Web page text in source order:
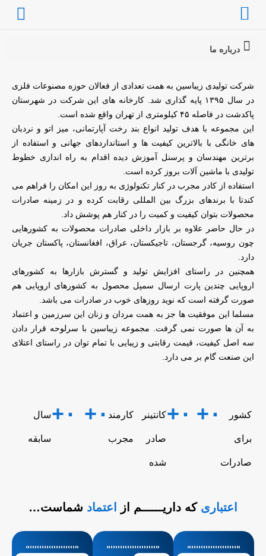
درباره ما
شرکت تولیدی زیباسین به همت تعدادی از فعالان حوزه مصنوعات فلزی
در سال ۱۳۹۵ پایه گذاری شد. کارخانه های این شرکت در شهرستان
پاکدشت در فاصله ۴۵ کیلومتری از تهران واقع شده است.
این مجموعه با هدف تولید انواع بند رخت آپارتمانی، میز اتو و نردبان
های خانگی با بالاترین کیفیت ها و استانداردهای جهانی و استفاده از
برترین مهندسان و پرسنل آموزش دیده اقدام به راه اندازی خطوط
تولیدی با ماشین آلات بروز کرده است.
استفاده از کادر مجرب در کنار تکنولوژی به روز این امکان را فراهم می
کندتا با برندهای بزرگ بین المللی رقابت کرده و در زمینه صادرات
محصولات بتوان کیفیت و کمیت را در کنار هم پوشش داد.
در حال حاضر علاوه بر بازار داخلی صادرات محصولات به کشورهایی
چون روسیه، گرجستان، تاجیکستان، عراق، افغانستان، پاکستان جریان
دارد.
همچنین در راستای افزایش تولید و گسترش بازارها به کشورهای
اروپایی چندین پارت ارسال سمپل محصول به کشورهای اروپایی هم
صورت گرفته است که نوید روزهای خوب در صادرات می باشد.
مسلما این موفقیت ها جز به همت مردان و زنان این سرزمین و اعتماد
به آن ها صورت نمی گرفت. مجموعه زیباسین با سرلوحه قرار دادن
سه اصل کیفیت، قیمت رقابتی و زیبایی با تمام توان در راستای اعتلای
این صنعت گام بر می دارد.
کشور
برای
صادرات
۰+ کانتینر
صادر
شده
۰+ کارمند
مجرب
۰+ سال
سابقه
۰+
اعتباری که داریــــــم از اعتماد شماست…